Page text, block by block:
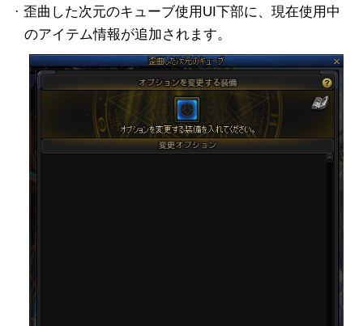
· 歪曲した次元のキューブ使用UI下部に、現在使用中
のアイテム情報が追加されます。